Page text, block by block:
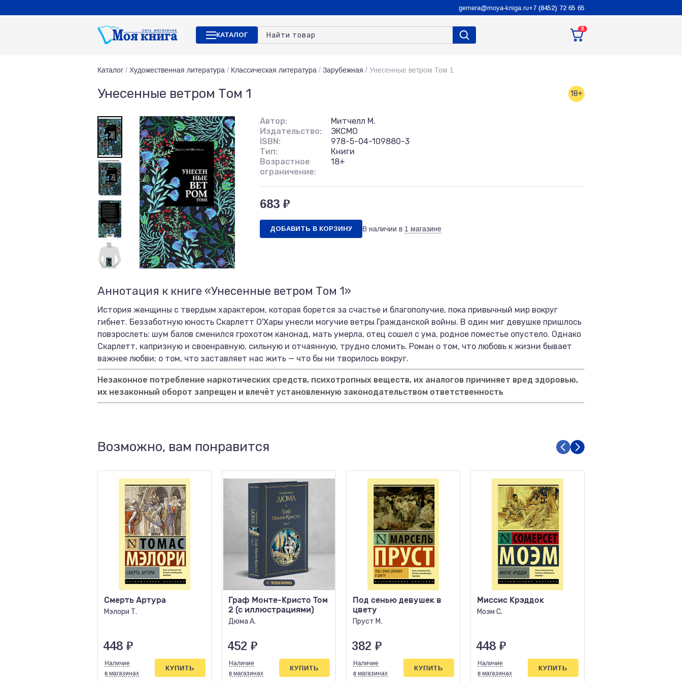
gemera@moya-kniga.ru+7 (8452) 72 65 65
КАТАЛОГ
0
Каталог / Художественная литература / Классическая литература / Зарубежная / Унесенные ветром Том 1
Унесенные ветром Том 1 18+
Автор:
Митчелл М.
Издательство:
ЭКСМО
ISBN:
978-5-04-109880-3
Тип:
Книги
Возрастное
ограничение:
18+
683 ₽
ДОБАВИТЬ В КОРЗИНУ В наличии в 1 магазине
Аннотация к книге «Унесенные ветром Том 1»
История женщины с твердым характером, которая борется за счастье и благополучие, пока привычный мир вокруг
гибнет. Беззаботную юность Скарлетт О'Хары унесли могучие ветры Гражданской войны. В один миг девушке пришлось
повзрослеть: шум балов сменился грохотом канонад, мать умерла, отец сошел с ума, родное поместье опустело. Однако
Скарлетт, капризную и своенравную, сильную и отчаянную, трудно сломить. Роман о том, что любовь к жизни бывает
важнее любви; о том, что заставляет нас жить — что бы ни творилось вокруг.
Незаконное потребление наркотических средств, психотропных веществ, их аналогов причиняет вред здоровью,
их незаконный оборот запрещен и влечёт установленную законодательством ответственность
Возможно, вам понравится
Смерть Артура
Мэлори Т.
448 ₽
Наличие
в магазинах
КУПИТЬ
Граф Монте-Кристо Том
2 (с иллюстрациями)
Дюма А.
452 ₽
Наличие
в магазинах
КУПИТЬ
Под сенью девушек в
цвету
Пруст М.
382 ₽
Наличие
в магазинах
КУПИТЬ
Миссис Крэддок
Моэм С.
448 ₽
Наличие
в магазинах
КУПИТЬ